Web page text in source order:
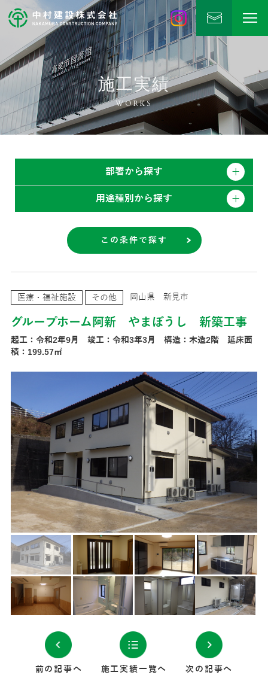
中村建設
公式Instagram
施工実績
WORKS
部署から探す
用途種別から探す
医療・福祉施設 その他 岡山県 新見市
グループホーム阿新 やまぼうし 新築工事
起工：令和2年9月 竣工：令和3年3月 構造：木造2階 延床面
積：199.57㎡
前の記事へ 施工実績一覧へ 次の記事へ